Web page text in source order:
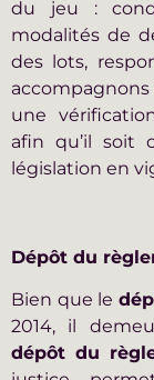
du jeu :
modalités de
des lots,
accompagnons
une
afin qu’il soit
législation en
Dépôt du
Bien que le
2014, il
dépôt du